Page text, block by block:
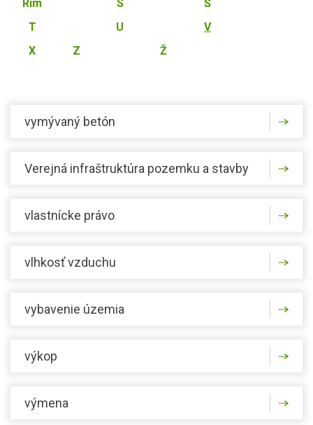
Rim
S
Š
T
U
V
X
Z Ž
vymývaný betón
Verejná infraštruktúra pozemku a stavby
vlastnícke právo
vlhkosť vzduchu
vybavenie územia
výkop
výmena